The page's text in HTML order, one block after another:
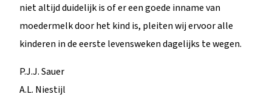
niet altijd duidelijk is of er een goede inname van
moedermelk door het kind is, pleiten wij ervoor alle
kinderen in de eerste levensweken dagelijks te wegen.
P.J.J. Sauer
A.L. Niestijl